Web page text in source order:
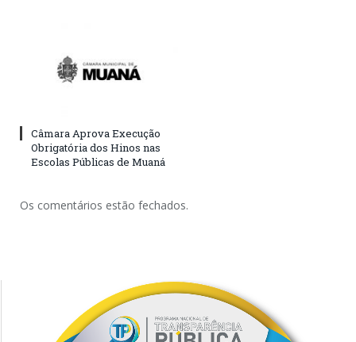
Câmara Aprova Execução
Obrigatória dos Hinos nas
Escolas Públicas de Muaná
Os comentários estão fechados.